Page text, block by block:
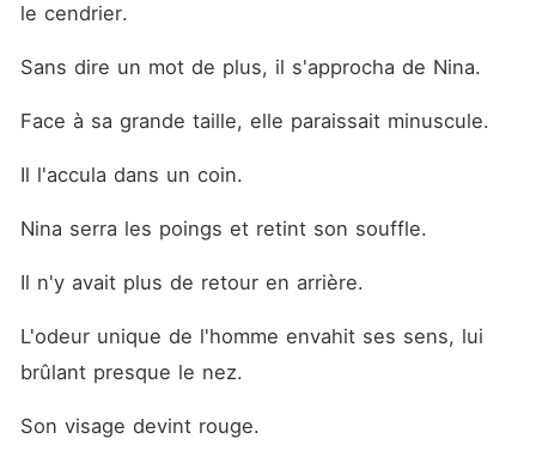
le cendrier.
Sans dire un mot de plus, il s'approcha de Nina.
Face à sa grande taille, elle paraissait minuscule.
Il l'accula dans un coin.
Nina serra les poings et retint son souffle.
Il n'y avait plus de retour en arrière.
L'odeur unique de l'homme envahit ses sens, lui
brûlant presque le nez.
Son visage devint rouge.